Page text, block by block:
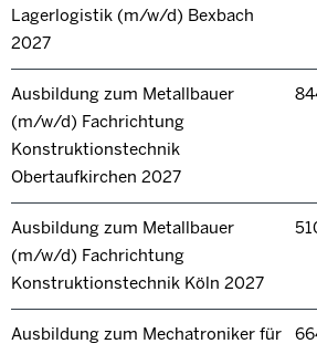
Lagerlogistik (m/w/d) Bexbach
2027
Ausbildung zum Metallbauer
(m/w/d) Fachrichtung
Konstruktionstechnik
Obertaufkirchen 2027
Ausbildung zum Metallbauer
(m/w/d) Fachrichtung
Konstruktionstechnik Köln 2027
Ausbildung zum Mechatroniker für